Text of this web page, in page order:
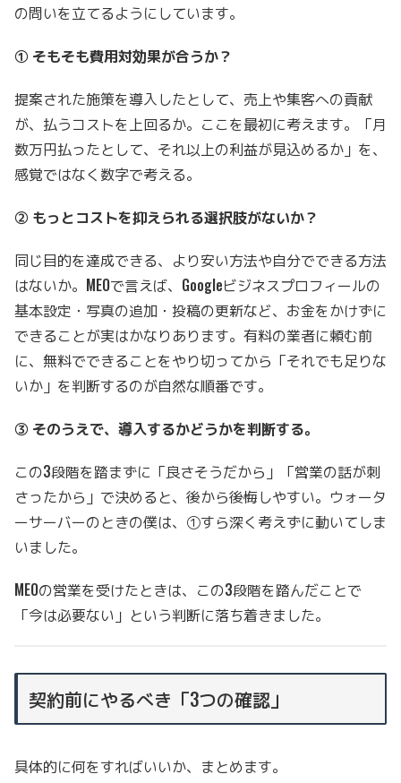
の問いを立てるようにしています。
① そもそも費用対効果が合うか？
提案された施策を導入したとして、売上や集客への貢献
が、払うコストを上回るか。ここを最初に考えます。「月
数万円払ったとして、それ以上の利益が見込めるか」を、
感覚ではなく数字で考える。
② もっとコストを抑えられる選択肢がないか？
同じ目的を達成できる、より安い方法や自分でできる方法
はないか。MEOで言えば、Googleビジネスプロフィールの
基本設定・写真の追加・投稿の更新など、お金をかけずに
できることが実はかなりあります。有料の業者に頼む前
に、無料でできることをやり切ってから「それでも足りな
いか」を判断するのが自然な順番です。
③ そのうえで、導入するかどうかを判断する。
この3段階を踏まずに「良さそうだから」「営業の話が刺
さったから」で決めると、後から後悔しやすい。ウォータ
ーサーバーのときの僕は、①すら深く考えずに動いてしま
いました。
MEOの営業を受けたときは、この3段階を踏んだことで
「今は必要ない」という判断に落ち着きました。
契約前にやるべき「3つの確認」
具体的に何をすればいいか、まとめます。